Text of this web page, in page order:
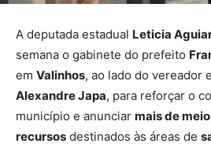
A deputada estadual Leticia
semana o gabinete do prefeito
em Valinhos, ao lado do vereador
Alexandre Japa, para reforçar o
município e anunciar mais de
recursos destinados às áreas de